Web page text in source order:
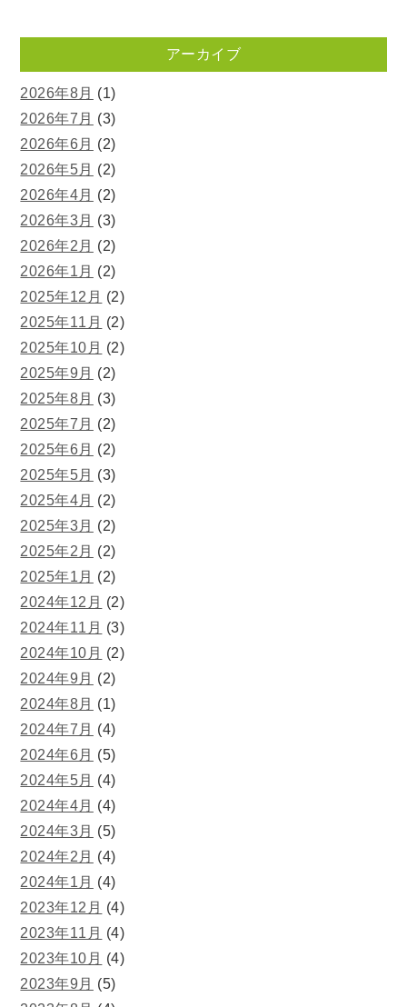
アーカイブ
2026年8月 (1)
2026年7月 (3)
2026年6月 (2)
2026年5月 (2)
2026年4月 (2)
2026年3月 (3)
2026年2月 (2)
2026年1月 (2)
2025年12月 (2)
2025年11月 (2)
2025年10月 (2)
2025年9月 (2)
2025年8月 (3)
2025年7月 (2)
2025年6月 (2)
2025年5月 (3)
2025年4月 (2)
2025年3月 (2)
2025年2月 (2)
2025年1月 (2)
2024年12月 (2)
2024年11月 (3)
2024年10月 (2)
2024年9月 (2)
2024年8月 (1)
2024年7月 (4)
2024年6月 (5)
2024年5月 (4)
2024年4月 (4)
2024年3月 (5)
2024年2月 (4)
2024年1月 (4)
2023年12月 (4)
2023年11月 (4)
2023年10月 (4)
2023年9月 (5)